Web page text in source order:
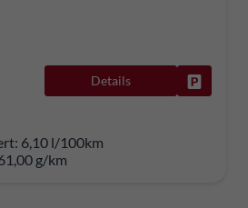
Details
6,10 l/100km
g/km